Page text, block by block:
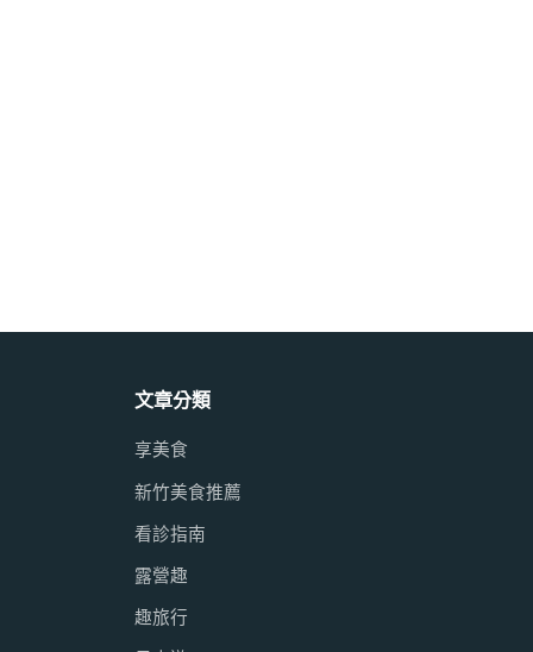
文章分類
享美食
新竹美食推薦
看診指南
露營趣
趣旅行